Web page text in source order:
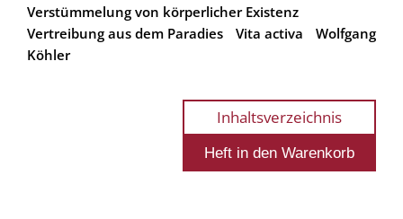
Verstümmelung von körperlicher Existenz
Vertreibung aus dem Paradies
Vita activa
Wolfgang
Köhler
Inhaltsverzeichnis